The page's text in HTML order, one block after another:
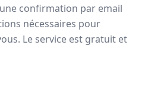
confirmation par email
nécessaires pour
Le service est gratuit et